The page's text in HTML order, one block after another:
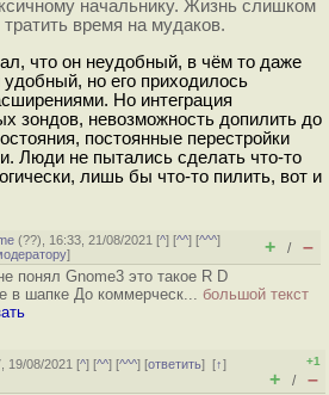
начальнику. Жизнь слишком
время на мудаков.
что он неудобный, в чём то даже
но его приходилось
Но интеграция
зондов, невозможность допилить до
постоянные перестройки
Люди не пытались сделать что-то
лишь бы что-то пилить, вот и
(??), 16:33, 21/08/2021 [^] [^^] [^^^]
] + / –
понял Gnome3 это такое R D
в шапке До коммерческ... большой текст
19/08/2021 [^] [^^] [^^^] [ответить][↑]
+1
+ / –